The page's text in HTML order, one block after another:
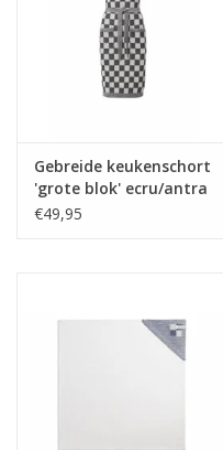
Merken
Gebreide keukenschort
'grote blok' ecru/antra
€49,95